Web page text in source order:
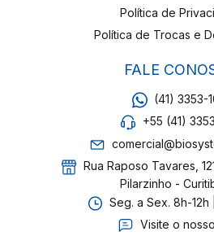
Política de
Política de Trocas e
FALE
(41) 3353-
+55 (41)
Rua Raposo Tavares,
Pilarzinho -
Seg. a Sex. 8h-12h
Visite o